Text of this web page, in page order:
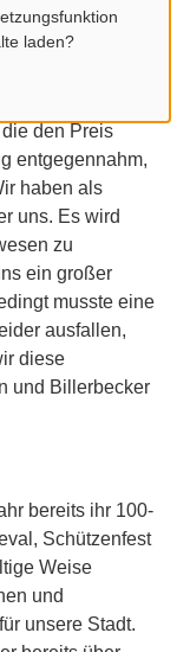
laden?
Marion
gute
den Preis
entgegennahm,
haben als
uns. Es wird
zu
ein großer
musste eine
ausfallen,
diese
und Billerbecker
bereits ihr 100-
Schützenfest
Weise
und
unsere Stadt.